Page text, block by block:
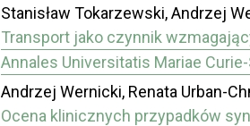
Stanisław Tokarzewski, Andrzej
Transport jako czynnik
Annales Universitatis Mariae
Andrzej Wernicki, Renata Urban-
Ocena klinicznych przypadków